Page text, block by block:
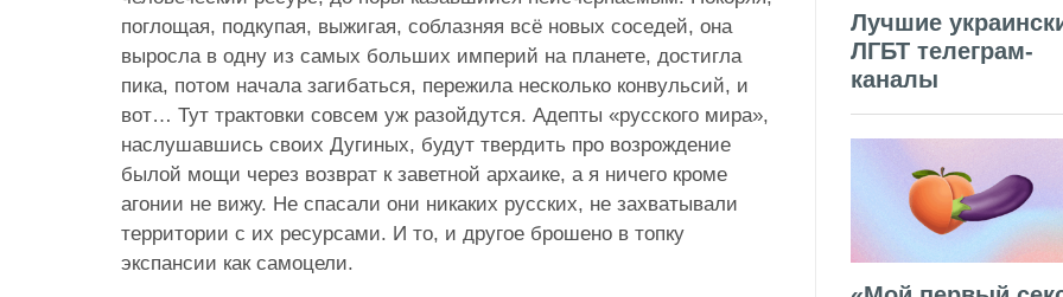
поглощая, подкупая, выжигая, соблазняя всё новых соседей, она
выросла в одну из самых больших империй на планете, достигла
пика, потом начала загибаться, пережила несколько конвульсий, и
вот… Тут трактовки совсем уж разойдутся. Адепты «русского мира»,
наслушавшись своих Дугиных, будут твердить про возрождение
былой мощи через возврат к заветной архаике, а я ничего кроме
агонии не вижу. Не спасали они никаких русских, не захватывали
территории с их ресурсами. И то, и другое брошено в топку
экспансии как самоцели.
Лучшие
ЛГБТ телеграм-
каналы